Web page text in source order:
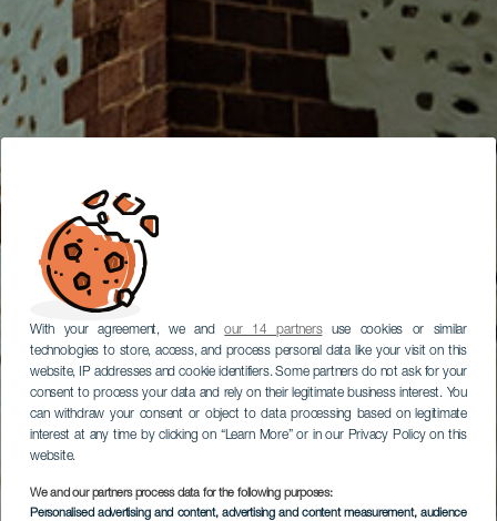
With your agreement, we andour 14 partnersuse cookies or similar
technologies to store, access, and process personal data like your visit on this
website, IP addresses and cookie identifiers. Some partners do not ask for your
consent to process your data and rely on their legitimate business interest. You
can withdraw your consent or object to data processing based on legitimate
interest at any time by clicking on “Learn More” or in our Privacy Policy on this
website.
We and our partners process data for the following purposes:
Personalised advertising and content, advertising and content measurement, audience